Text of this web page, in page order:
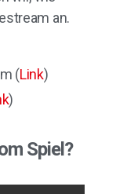
an.
(Link)
)
Spiel?